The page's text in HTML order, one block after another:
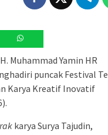
Muhammad Yamin HR
puncak Festival
Karya Kreatif Inovatif
karya Surya Tajudin,